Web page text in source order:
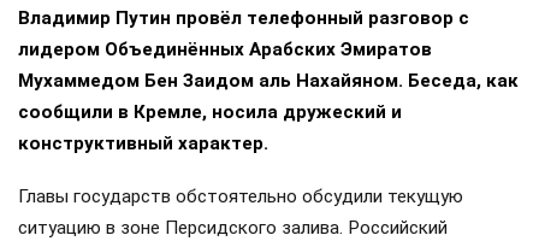
Владимир Путин провёл телефонный разговор с
лидером Объединённых Арабских Эмиратов
Мухаммедом Бен Заидом аль Нахайяном. Беседа, как
сообщили в Кремле, носила дружеский и
конструктивный характер.
Главы государств обстоятельно обсудили текущую
ситуацию в зоне Персидского залива. Российский